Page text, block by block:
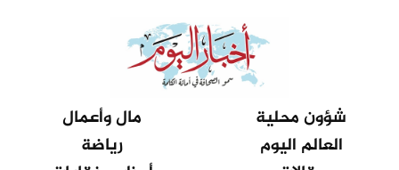
شؤون محلية
مال وأعمال
العالم اليوم
رياضة